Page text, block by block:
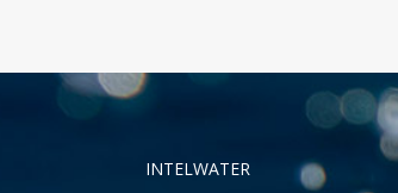
INTELWATER